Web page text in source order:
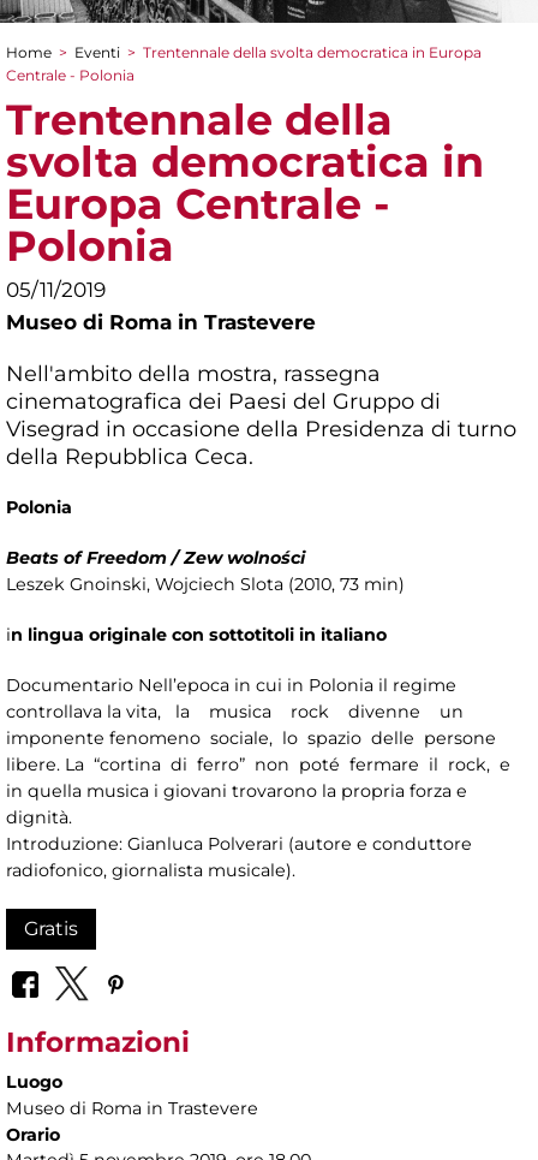
Tu sei qui
Home > Eventi > Trentennale della svolta democratica in Europa
Centrale - Polonia
Trentennale della
svolta democratica in
Europa Centrale -
Polonia
05/11/2019
Museo di Roma in Trastevere
Nell'ambito della mostra, rassegna
cinematografica dei Paesi del Gruppo di
Visegrad in occasione della Presidenza di turno
della Repubblica Ceca.
Polonia
Beats of Freedom / Zew wolności
Leszek Gnoinski, Wojciech Slota (2010, 73 min)
in lingua originale con sottotitoli in italiano
Documentario Nell’epoca in cui in Polonia il regime
controllava la vita, la musica rock divenne un
imponente fenomeno sociale, lo spazio delle persone
libere. La “cortina di ferro” non poté fermare il rock, e
in quella musica i giovani trovarono la propria forza e
dignità.
Introduzione: Gianluca Polverari (autore e conduttore
radiofonico, giornalista musicale).
Gratis
Informazioni
Luogo
Museo di Roma in Trastevere
Orario